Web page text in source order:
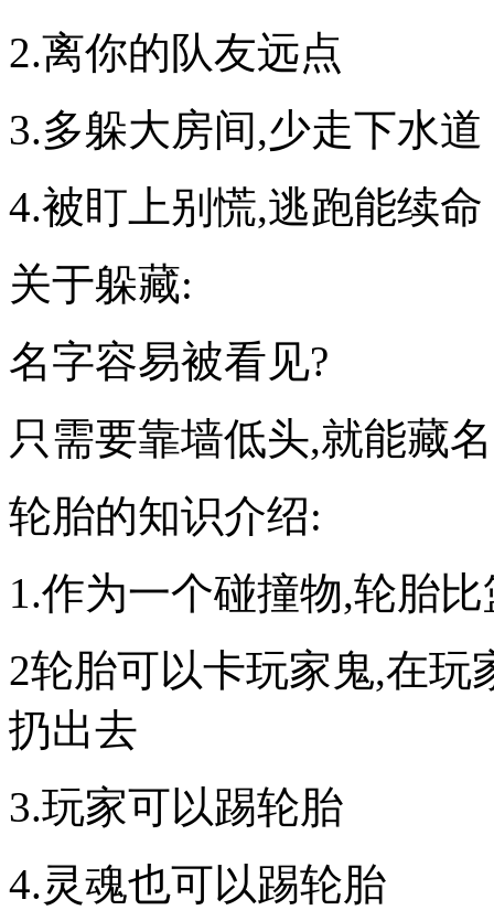
2.离你的队友远点
3.多躲大房间,少走下水道
4.被盯上别慌,逃跑能续命
关于躲藏:
名字容易被看见?
只需要靠墙低头,就能藏
轮胎的知识介绍:
1.作为一个碰撞物,轮胎
2轮胎可以卡玩家鬼,在玩
扔出去
3.玩家可以踢轮胎
4.灵魂也可以踢轮胎